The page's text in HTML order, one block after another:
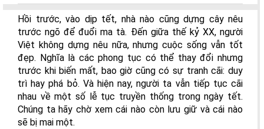
Hồi trước, vào dịp tết, nhà nào cũng dựng cây nêu
trước ngõ để đuổi ma tà. Đến giữa thế kỷ XX, người
Việt không dựng nêu nữa, nhưng cuộc sống vẫn tốt
đẹp. Nghĩa là các phong tục có thể thay đổi nhưng
trước khi biến mất, bao giờ cũng có sự tranh cãi: duy
trì hay phá bỏ. Và hiện nay, người ta vẫn tiếp tục cãi
nhau về một số lễ tục truyền thống trong ngày tết.
Chúng ta hãy chờ xem cái nào còn lưu giữ và cái nào
sẽ bị mai một.